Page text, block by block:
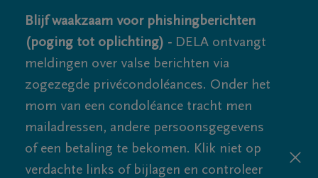
Blijf waakzaam voor phishingberichten
(poging tot oplichting) - DELA ontvangt
meldingen over valse berichten via
zogezegde privécondoléances. Onder het
mom van een condoléance tracht men
mailadressen, andere persoonsgegevens
of een betaling te bekomen. Klik niet op
verdachte links of bijlagen en controleer